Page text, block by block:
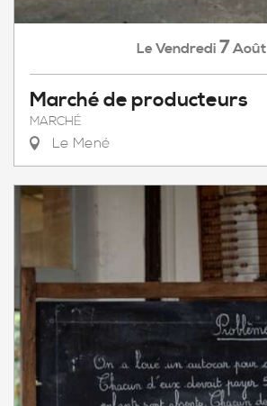
Le Vendredi 7Août
Marché de producteurs
MARCHÉ
Le Mené